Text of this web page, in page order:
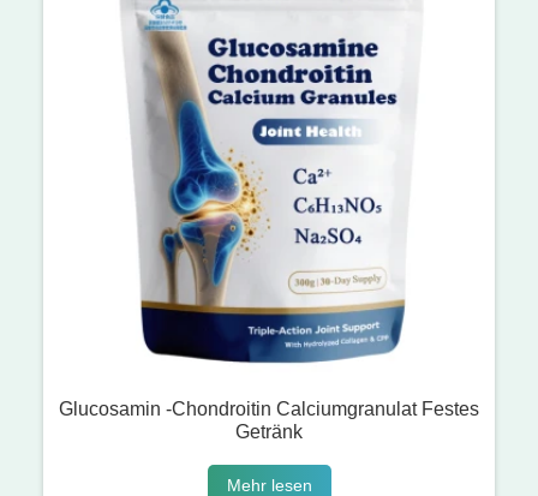
Glucosamin -Chondroitin Calciumgranulat Festes
Getränk
Mehr lesen